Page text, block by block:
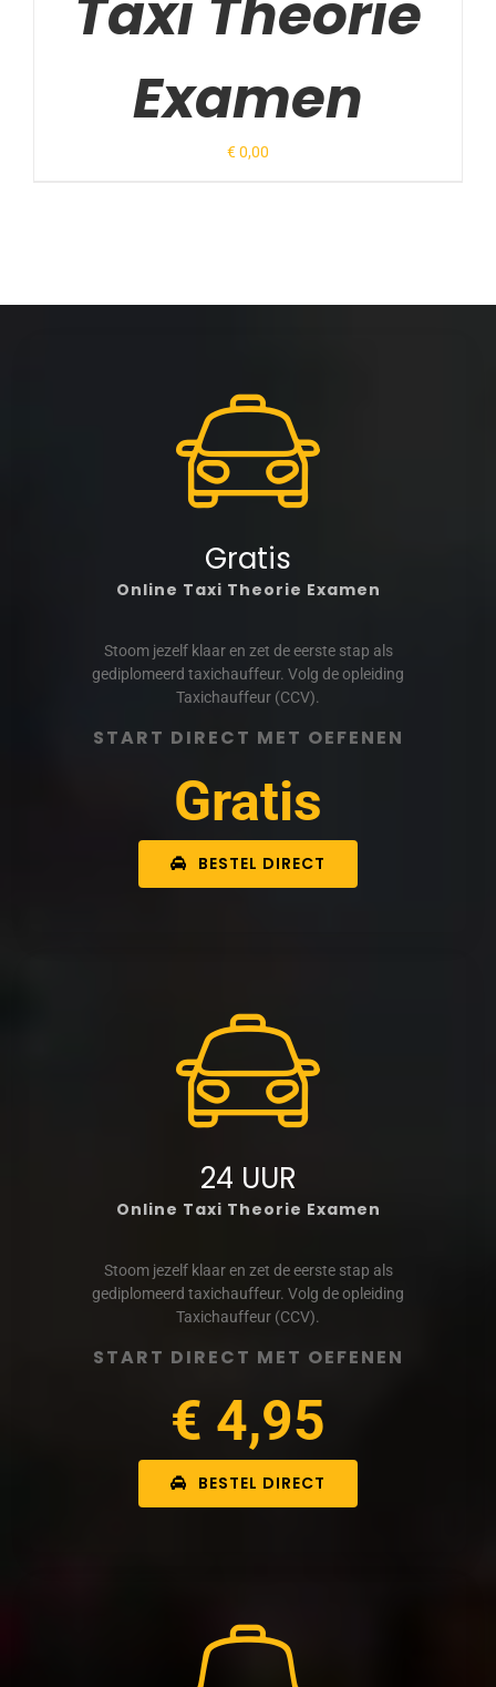
Taxi Theorie
Examen
€0,00
Gratis
Online Taxi Theorie Examen
Stoom jezelf klaar en zet de eerste stap als
gediplomeerd taxichauffeur. Volg de opleiding
Taxichauffeur (CCV).
START DIRECT MET OEFENEN
Gratis
BESTEL DIRECT
24 UUR
Online Taxi Theorie Examen
Stoom jezelf klaar en zet de eerste stap als
gediplomeerd taxichauffeur. Volg de opleiding
Taxichauffeur (CCV).
START DIRECT MET OEFENEN
€ 4,95
BESTEL DIRECT